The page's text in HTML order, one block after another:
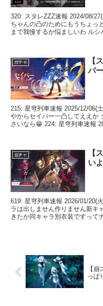
320: スタレZZZ速報 2024/08/
ちゃんの凸のためにもうちょっ
まで我慢するか悩ましいわ ル
ガチャ
【
バ
215: 星穹列車速報 2025/12/06(
やからセイバー一凸してええ
さいなら😁 224: 星穹列車速報
ガチャ
【
い
619: 星穹列車速報 2026/01/20(
ラは出しません作りません新キ
きたか同キャラ別衣装ですって
【
っぱ